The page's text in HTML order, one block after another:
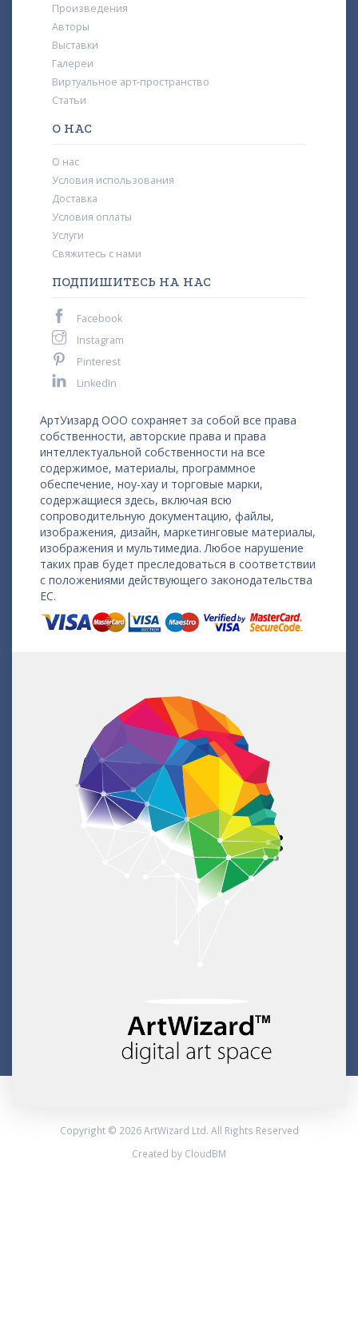
Произведения
Авторы
Выставки
Галереи
Виртуальное арт-пространство
Статьи
О НАС
О нас
Условия использования
Доставка
Условия оплаты
Услуги
Свяжитесь с нами
ПОДПИШИТЕСЬ НА НАС
Facebook
Instagram
Pinterest
LinkedIn
АртУизард ООО сохраняет за собой все права
собственности, авторские права и права
интеллектуальной собственности на все
содержимое, материалы, программное
обеспечение, ноу-хау и торговые марки,
содержащиеся здесь, включая всю
сопроводительную документацию, файлы,
изображения, дизайн, маркетинговые материалы,
изображения и мультимедиа. Любое нарушение
таких прав будет преследоваться в соответствии
с положениями действующего законодательства
ЕС.
Copyright © 2026 ArtWizard Ltd. All Rights Reserved
Created by CloudBM